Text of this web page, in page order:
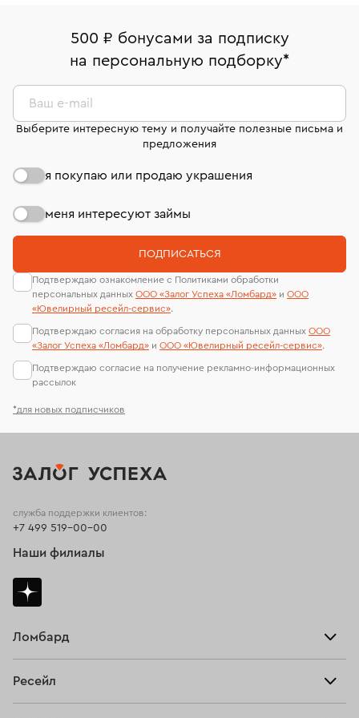
комиссионных украшений и часов смотрите на
странице«Возврат украшений»
Срок бронирования украшения при самовывозе из
филиала - 1 день, не считая день бронирования.
номер (УИН)
На особо ценные изделия получены
сертификаты МГУ и других геммологических
лабораторий
500 ₽ бонусами за подписку
на персональную подборку*
*для новых подписчиков
Ваш e-mail
Выберите интересную тему и получайте полезные письма и
предложения
я покупаю или продаю украшения
меня интересуют займы
ПОДПИСАТЬСЯ
Подтверждаю ознакомление с Политиками обработки
персональных данных ООО «Залог Успеха «Ломбард» и ООО
«Ювелирный ресейл-сервиc».
Подтверждаю согласия на обработку персональных данных ООО
«Залог Успеха «Ломбард» и ООО «Ювелирный ресейл-сервиc».
Подтверждаю согласие на получение рекламно-информационных
рассылок
Ломбард
Ресейл
служба поддержки клиентов:
+7 499 519-00-00
Наши филиалы